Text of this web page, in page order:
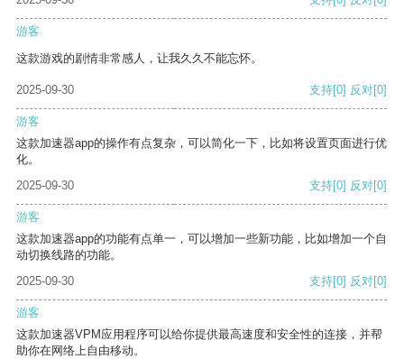
游客
这款游戏的剧情非常感人，让我久久不能忘怀。
2025-09-30 支持[0] 反对[0]
游客
这款加速器app的操作有点复杂，可以简化一下，比如将设置页面进行优
化。
2025-09-30
支持[0] 反对[0]
游客
这款加速器app的功能有点单一，可以增加一些新功能，比如增加一个自
动切换线路的功能。
2025-09-30
支持[0] 反对[0]
游客
这款加速器VPM应用程序可以给你提供最高速度和安全性的连接，并帮
助你在网络上自由移动。